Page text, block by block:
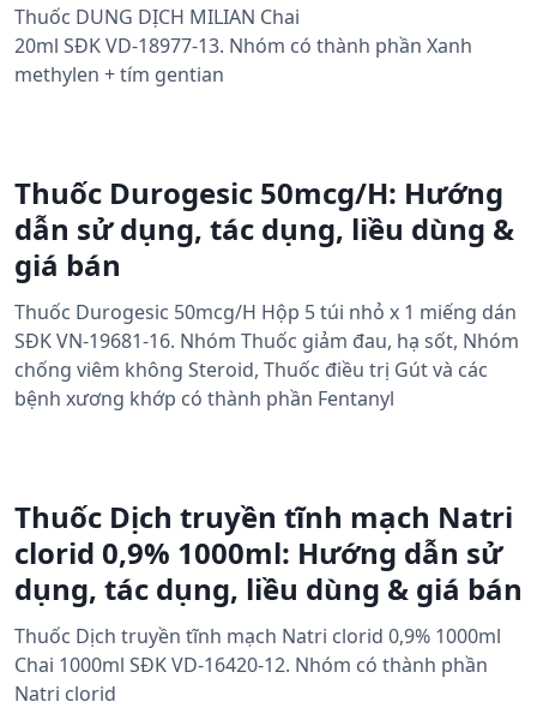
Thuốc DUNG DỊCH MILIAN Chai
20ml SĐK VD-18977-13. Nhóm có thành phần Xanh
methylen + tím gentian
Thuốc Durogesic 50mcg/H: Hướng
dẫn sử dụng, tác dụng, liều dùng &
giá bán
Thuốc Durogesic 50mcg/H Hộp 5 túi nhỏ x 1 miếng dán
SĐK VN-19681-16. Nhóm Thuốc giảm đau, hạ sốt, Nhóm
chống viêm không Steroid, Thuốc điều trị Gút và các
bệnh xương khớp có thành phần Fentanyl
Thuốc Dịch truyền tĩnh mạch Natri
clorid 0,9% 1000ml: Hướng dẫn sử
dụng, tác dụng, liều dùng & giá bán
Thuốc Dịch truyền tĩnh mạch Natri clorid 0,9% 1000ml
Chai 1000ml SĐK VD-16420-12. Nhóm có thành phần
Natri clorid